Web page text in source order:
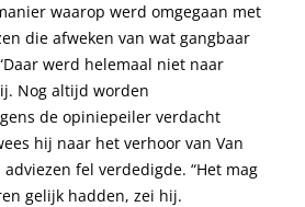
waarop werd omgegaan met
die afweken van wat gangbaar
werd helemaal niet naar
Nog altijd worden
de opiniepeiler verdacht
hij naar het verhoor van Van
fel verdedigde. “Het mag
gelijk hadden, zei hij.